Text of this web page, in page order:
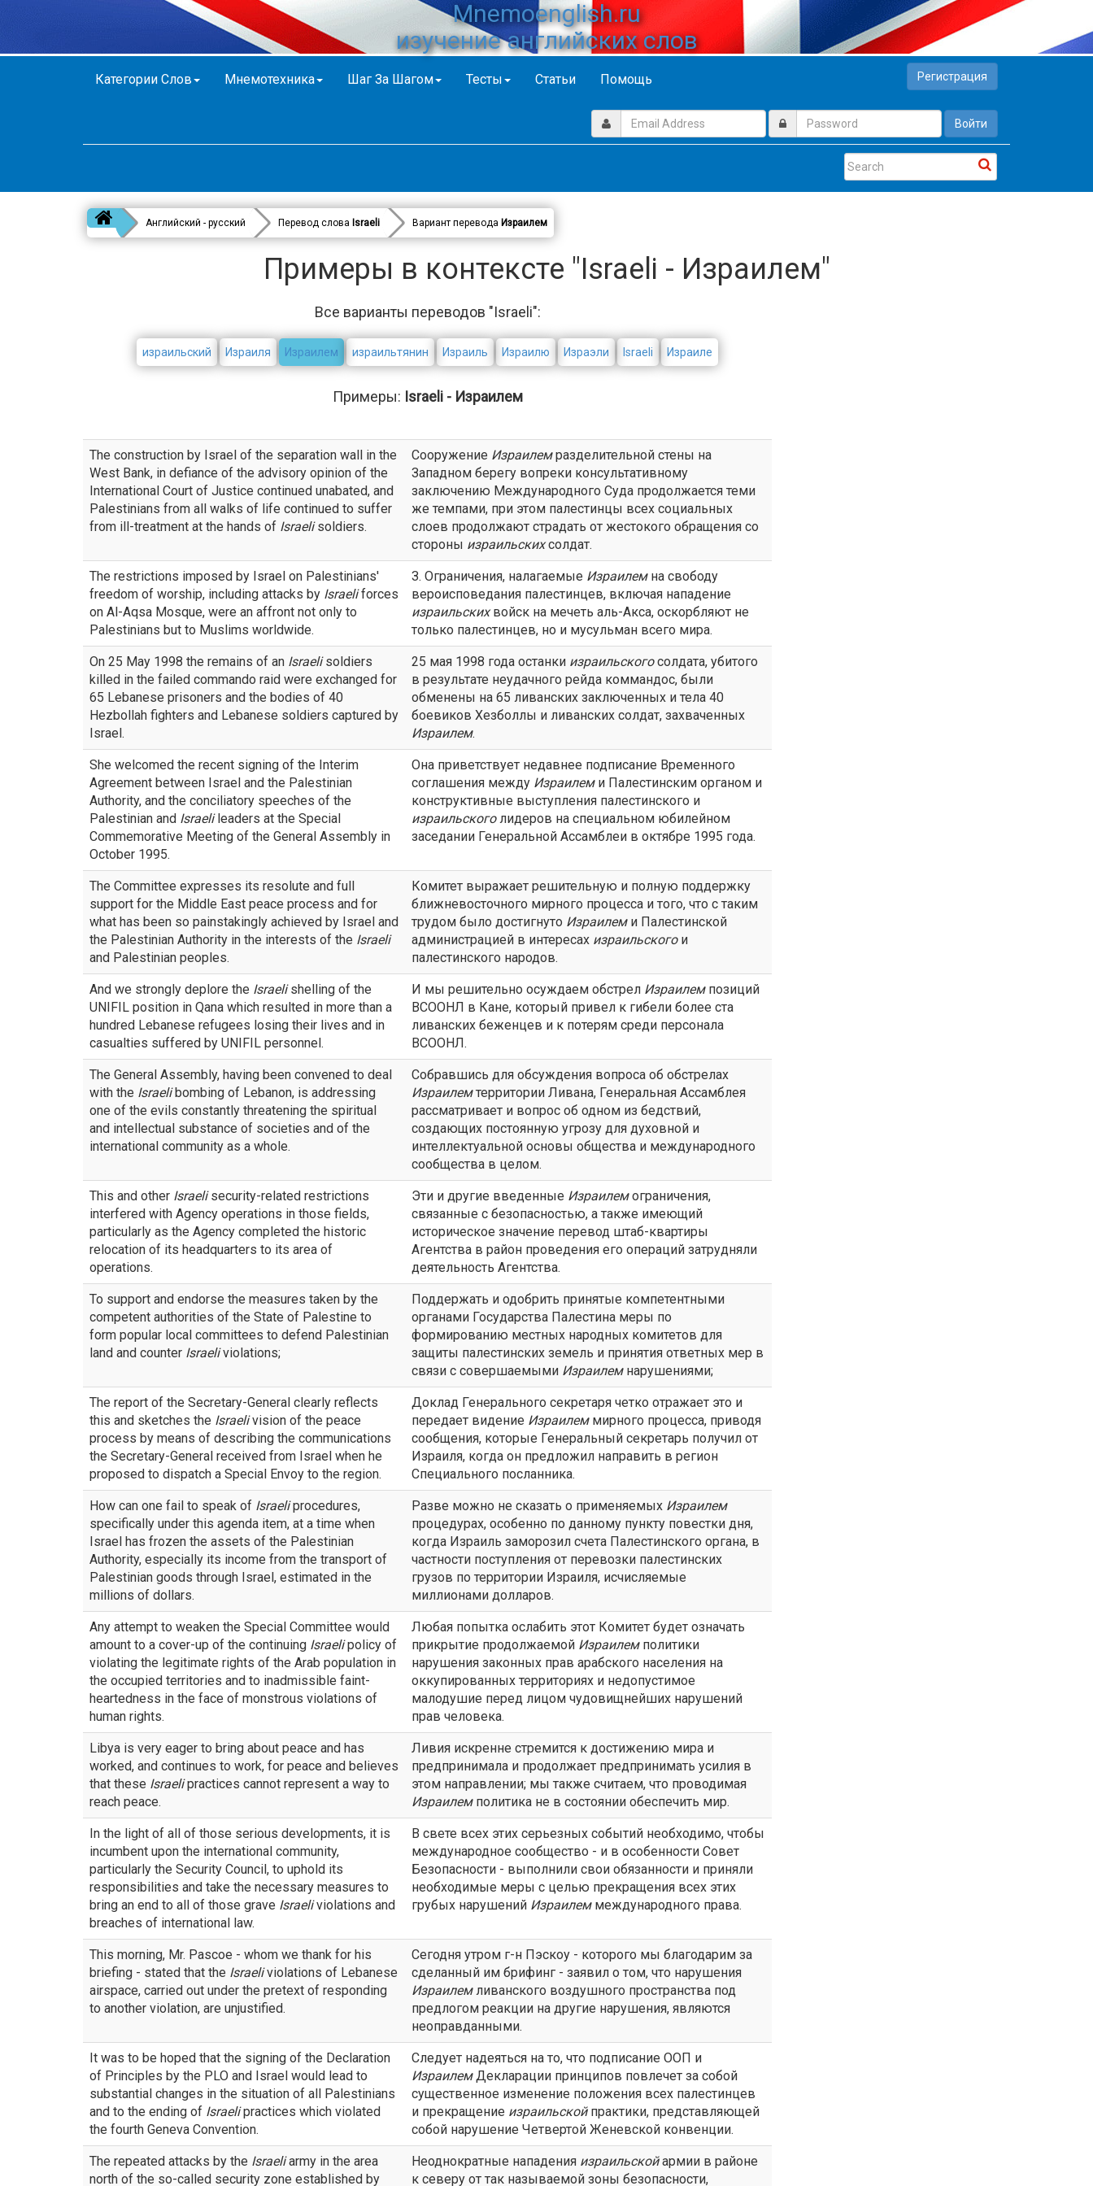
Mnemoenglish.ru
изучение английских слов
Категории Слов Мнемотехника Шаг За Шагом Тесты Статьи Помощь Регистрация
Войти
Английский - русский Перевод слова Israeli Вариант перевода Израилем
Примеры в контексте "Israeli - Израилем"
Все варианты переводов "Israeli":
израильский Израиля Израилем израильтянин Израиль Израилю Израэли Israeli Израиле
Примеры: Israeli - Израилем
The construction by Israel of the separation wall in the
West Bank, in defiance of the advisory opinion of the
International Court of Justice continued unabated, and
Palestinians from all walks of life continued to suffer
from ill-treatment at the hands of Israelisoldiers.
Сооружение Израилемразделительной стены на
Западном берегу вопреки консультативному
заключению Международного Суда продолжается теми
же темпами, при этом палестинцы всех социальных
слоев продолжают страдать от жестокого обращения со
стороны израильскихсолдат.
The restrictions imposed by Israel on Palestinians'
freedom of worship, including attacks by Israeliforces
on Al-Aqsa Mosque, were an affront not only to
Palestinians but to Muslims worldwide.
З. Ограничения, налагаемые Израилемна свободу
вероисповедания палестинцев, включая нападение
израильскихвойск на мечеть аль-Акса, оскорбляют не
только палестинцев, но и мусульман всего мира.
On 25 May 1998 the remains of an Israelisoldiers
killed in the failed commando raid were exchanged for
65 Lebanese prisoners and the bodies of 40
Hezbollah fighters and Lebanese soldiers captured by
Israel.
25 мая 1998 года останки израильскогосолдата, убитого
в результате неудачного рейда коммандос, были
обменены на 65 ливанских заключенных и тела 40
боевиков Хезболлы и ливанских солдат, захваченных
Израилем.
She welcomed the recent signing of the Interim
Agreement between Israel and the Palestinian
Authority, and the conciliatory speeches of the
Palestinian and Israelileaders at the Special
Commemorative Meeting of the General Assembly in
October 1995.
Она приветствует недавнее подписание Временного
соглашения между Израилеми Палестинским органом и
конструктивные выступления палестинского и
израильскоголидеров на специальном юбилейном
заседании Генеральной Ассамблеи в октябре 1995 года.
The Committee expresses its resolute and full
support for the Middle East peace process and for
what has been so painstakingly achieved by Israel and
the Palestinian Authority in the interests of the Israeli
and Palestinian peoples.
Комитет выражает решительную и полную поддержку
ближневосточного мирного процесса и того, что с таким
трудом было достигнуто Израилеми Палестинской
администрацией в интересах израильскогои
палестинского народов.
And we strongly deplore the Israelishelling of the
UNIFIL position in Qana which resulted in more than a
hundred Lebanese refugees losing their lives and in
casualties suffered by UNIFIL personnel.
И мы решительно осуждаем обстрел Израилемпозиций
ВСООНЛ в Кане, который привел к гибели более ста
ливанских беженцев и к потерям среди персонала
ВСООНЛ.
The General Assembly, having been convened to deal
with the Israelibombing of Lebanon, is addressing
one of the evils constantly threatening the spiritual
and intellectual substance of societies and of the
international community as a whole.
Собравшись для обсуждения вопроса об обстрелах
Израилемтерритории Ливана, Генеральная Ассамблея
рассматривает и вопрос об одном из бедствий,
создающих постоянную угрозу для духовной и
интеллектуальной основы общества и международного
сообщества в целом.
This and other Israelisecurity-related restrictions
interfered with Agency operations in those fields,
particularly as the Agency completed the historic
relocation of its headquarters to its area of
operations.
Эти и другие введенные Израилемограничения,
связанные с безопасностью, а также имеющий
историческое значение перевод штаб-квартиры
Агентства в район проведения его операций затрудняли
деятельность Агентства.
To support and endorse the measures taken by the
competent authorities of the State of Palestine to
form popular local committees to defend Palestinian
land and counter Israeliviolations;
Поддержать и одобрить принятые компетентными
органами Государства Палестина меры по
формированию местных народных комитетов для
защиты палестинских земель и принятия ответных мер в
связи с совершаемыми Израилемнарушениями;
The report of the Secretary-General clearly reflects
this and sketches the Israelivision of the peace
process by means of describing the communications
the Secretary-General received from Israel when he
proposed to dispatch a Special Envoy to the region.
Доклад Генерального секретаря четко отражает это и
передает видение Израилеммирного процесса, приводя
сообщения, которые Генеральный секретарь получил от
Израиля, когда он предложил направить в регион
Специального посланника.
How can one fail to speak of Israeliprocedures,
specifically under this agenda item, at a time when
Israel has frozen the assets of the Palestinian
Authority, especially its income from the transport of
Palestinian goods through Israel, estimated in the
millions of dollars.
Разве можно не сказать о применяемых Израилем
процедурах, особенно по данному пункту повестки дня,
когда Израиль заморозил счета Палестинского органа, в
частности поступления от перевозки палестинских
грузов по территории Израиля, исчисляемые
миллионами долларов.
Any attempt to weaken the Special Committee would
amount to a cover-up of the continuing Israelipolicy of
violating the legitimate rights of the Arab population in
the occupied territories and to inadmissible faint-
heartedness in the face of monstrous violations of
human rights.
Любая попытка ослабить этот Комитет будет означать
прикрытие продолжаемой Израилемполитики
нарушения законных прав арабского населения на
оккупированных территориях и недопустимое
малодушие перед лицом чудовищнейших нарушений
прав человека.
Libya is very eager to bring about peace and has
worked, and continues to work, for peace and believes
that these Israelipractices cannot represent a way to
reach peace.
Ливия искренне стремится к достижению мира и
предпринимала и продолжает предпринимать усилия в
этом направлении; мы также считаем, что проводимая
Израилемполитика не в состоянии обеспечить мир.
In the light of all of those serious developments, it is
incumbent upon the international community,
particularly the Security Council, to uphold its
responsibilities and take the necessary measures to
bring an end to all of those grave Israeliviolations and
breaches of international law.
В свете всех этих серьезных событий необходимо, чтобы
международное сообщество - и в особенности Совет
Безопасности - выполнили свои обязанности и приняли
необходимые меры с целью прекращения всех этих
грубых нарушений Израилеммеждународного права.
This morning, Mr. Pascoe - whom we thank for his
briefing - stated that the Israeliviolations of Lebanese
airspace, carried out under the pretext of responding
to another violation, are unjustified.
Сегодня утром г-н Пэскоу - которого мы благодарим за
сделанный им брифинг - заявил о том, что нарушения
Израилемливанского воздушного пространства под
предлогом реакции на другие нарушения, являются
неоправданными.
It was to be hoped that the signing of the Declaration
of Principles by the PLO and Israel would lead to
substantial changes in the situation of all Palestinians
and to the ending of Israelipractices which violated
the fourth Geneva Convention.
Следует надеяться на то, что подписание ООП и
ИзраилемДекларации принципов повлечет за собой
существенное изменение положения всех палестинцев
и прекращение израильскойпрактики, представляющей
собой нарушение Четвертой Женевской конвенции.
The repeated attacks by the Israeliarmy in the area
north of the so-called security zone established by
Неоднократные нападения израильскойармии в районе
к северу от так называемой зоны безопасности,